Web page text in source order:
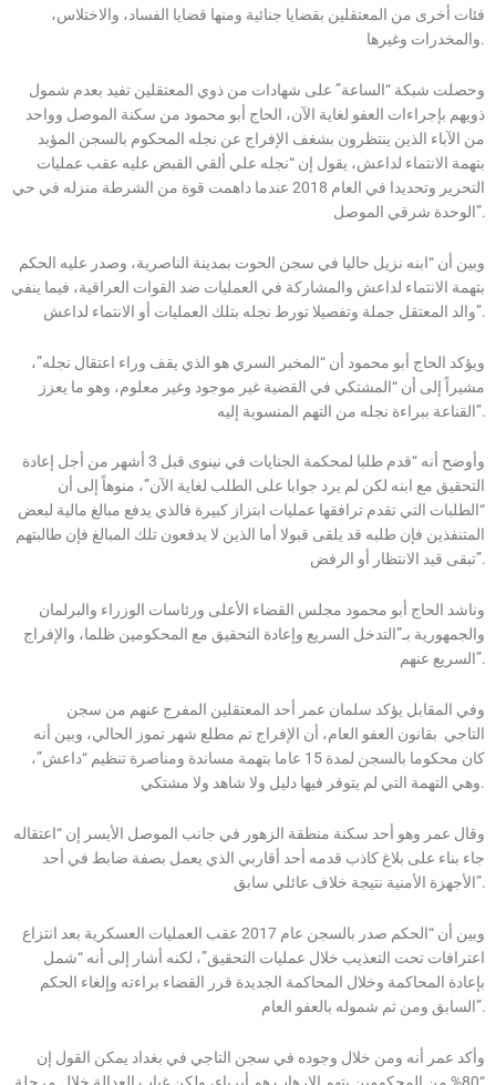
فئات أخرى من المعتقلين بقضايا جنائية ومنها قضايا الفساد، والاختلاس،
والمخدرات وغيرها.
وحصلت شبكة “الساعة” على شهادات من ذوي المعتقلين تفيد بعدم شمول
ذويهم بإجراءات العفو لغاية الآن، الحاج أبو محمود من سكنة الموصل وواحد
من الآباء الذين ينتظرون بشغف الإفراج عن نجله المحكوم بالسجن المؤبد
بتهمة الانتماء لداعش، يقول إن “نجله علي ألقي القبض عليه عقب عمليات
التحرير وتحديدا في العام 2018 عندما داهمت قوة من الشرطة منزله في حي
الوحدة شرقي الموصل”.
بتهمة الانتماء لداعش والمشاركة في العمليات ضد القوات العراقية، فيما ينفي
والد المعتقل جملة وتفصيلا تورط نجله بتلك العمليات أو الانتماء لداعش”.
ويؤكد الحاج أبو محمود أن “المخبر السري هو الذي يقف وراء اعتقال نجله”،
مشيراً إلى أن “المشتكي في القضية غير موجود وغير معلوم، وهو ما يعزز
القناعة ببراءة نجله من التهم المنسوبة إليه”.
وأوضح أنه “قدم طلبا لمحكمة الجنايات في نينوى قبل 3 أشهر من أجل إعادة
التحقيق مع ابنه لكن لم يرد جوابا على الطلب لغاية الآن”، منوهاً إلى أن
“الطلبات التي تقدم ترافقها عمليات ابتزاز كبيرة فالذي يدفع مبالغ مالية لبعض
المتنفذين فإن طلبه قد يلقى قبولا أما الذين لا يدفعون تلك المبالغ فإن طالبتهم
تبقى قيد الانتظار أو الرفض”.
وناشد الحاج أبو محمود مجلس القضاء الأعلى ورئاسات الوزراء والبرلمان
والجمهورية بـ”التدخل السريع وإعادة التحقيق مع المحكومين ظلما، والإفراج
السريع عنهم”.
وفي المقابل يؤكد سلمان عمر أحد المعتقلين المفرج عنهم من سجن
التاجي بقانون العفو العام، أن الإفراج تم مطلع شهر تموز الحالي، وبين أنه
كان محكوما بالسجن لمدة 15 عاما بتهمة مساندة ومناصرة تنظيم “داعش”،
وهي التهمة التي لم يتوفر فيها دليل ولا شاهد ولا مشتكي.
وقال عمر وهو أحد سكنة منطقة الزهور في جانب الموصل الأيسر إن “اعتقاله
جاء بناء على بلاغ كاذب قدمه أحد أقاربي الذي يعمل بصفة ضابط في أحد
الأجهزة الأمنية نتيجة خلاف عائلي سابق”.
اعترافات تحت التعذيب خلال عمليات التحقيق”، لكنه أشار إلى أنه “شمل
بإعادة المحاكمة وخلال المحاكمة الجديدة قرر القضاء براءته وإلغاء الحكم
السابق ومن ثم شموله بالعفو العام”.
وأكد عمر أنه ومن خلال وجوده في سجن التاجي في بغداد يمكن القول إن